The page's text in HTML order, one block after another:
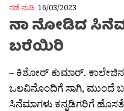
ನಡೆ-ನುಡಿ 16/03/2023
ನಾ ನೋಡಿದ
ಬರೆಯಿರಿ
– ಕಿಶೋರ್ ಕುಮಾರ್.
ಒಲವಿನೊಂದಿಗೆ ಸಾಗಿ, ಮುಂದೆ
ಸಿನೆಮಾಗಳು ಕನ್ನಡಿಗರಿಗೆ